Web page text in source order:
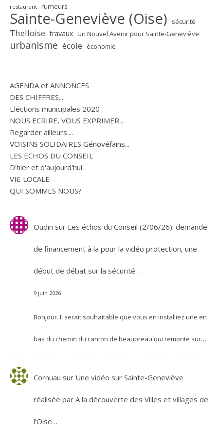
restaurant rumeurs
Sainte-Geneviève (Oise) sécurité
Thelloise travaux Un Nouvel Avenir pour Sainte-Geneviève
urbanisme école économie
AGENDA et ANNONCES
DES CHIFFRES...
Elections municipales 2020
NOUS ECRIRE, VOUS EXPRIMER...
Regarder ailleurs....
VOISINS SOLIDAIRES Génovéfains...
LES ECHOS DU CONSEIL
D'hier et d'aujourd'hui
VIE LOCALE
QUI SOMMES NOUS?
Oudin sur Les échos du Conseil (2/06/26): demande
de financement à la pour la vidéo protection, une
début de débat sur la sécurité…
9 juin 2026
Bonjour. Il serait souhaitable que vous en installiez une en
bas du chemin du canton de beaupreau qui remonte sur…
Cornuau sur Une vidéo sur Sainte-Geneviève
réalisée par A la découverte des Villes et villages de
l’Oise…